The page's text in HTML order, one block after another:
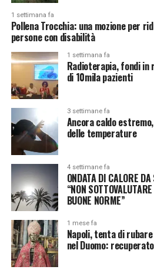
1 settimana fa
Pollena Trocchia: una mozione per
persone con disabilità
1 settimana fa
Radioterapia, fondi
di 10mila pazienti
3 settimane fa
Ancora caldo
delle temperature
4 settimane fa
ONDATA DI CALORE
“NON
BUONE NORME”
1 mese fa
Napoli, tenta di
nel Duomo: